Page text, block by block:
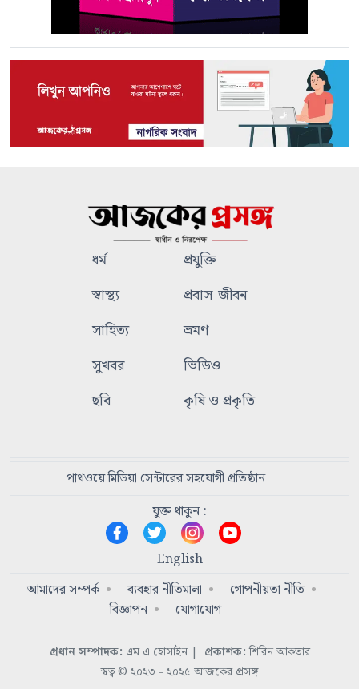
ধর্ম
প্রযুক্তি
স্বাস্থ্য
প্রবাস-জীবন
সাহিত্য
ভ্রমণ
সুখবর
ভিডিও
ছবি
কৃষি ও প্রকৃতি
পাথওয়ে মিডিয়া সেন্টারের সহযোগী প্রতিষ্ঠান
যুক্ত থাকুন :
English
আমাদের সম্পর্ক
ব্যবহার নীতিমালা
গোপনীয়তা নীতি
বিজ্ঞাপন
যোগাযোগ
প্রধান সম্পাদক: এম এ হোসাইন | প্রকাশক:শিরিন আকতার
স্বত্ব © ২০২৩ - ২০২৫ আজকের প্রসঙ্গ